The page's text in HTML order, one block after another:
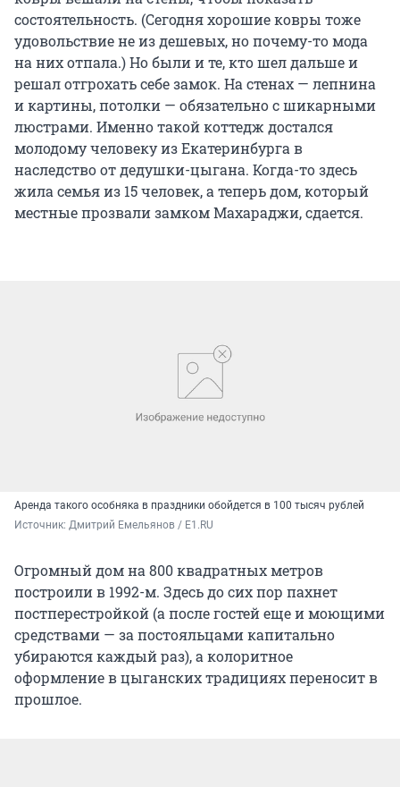
состоятельность. (Сегодня хорошие ковры тоже
удовольствие не из дешевых, но почему-то мода
на них отпала.) Но были и те, кто шел дальше и
решал отгрохать себе замок. На стенах — лепнина
и картины, потолки — обязательно с шикарными
люстрами. Именно такой коттедж достался
молодому человеку из Екатеринбурга в
наследство от дедушки-цыгана. Когда-то здесь
жила семья из 15 человек, а теперь дом, который
местные прозвали замком Махараджи, сдается.
Аренда такого особняка в праздники обойдется в 100 тысяч рублей
Источник: Дмитрий Емельянов / Е1.RU
Огромный дом на 800 квадратных метров
построили в 1992-м. Здесь до сих пор пахнет
постперестройкой (а после гостей еще и моющими
средствами — за постояльцами капитально
убираются каждый раз), а колоритное
оформление в цыганских традициях переносит в
прошлое.